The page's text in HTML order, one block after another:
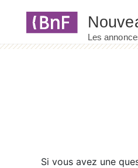
Si vous avez une